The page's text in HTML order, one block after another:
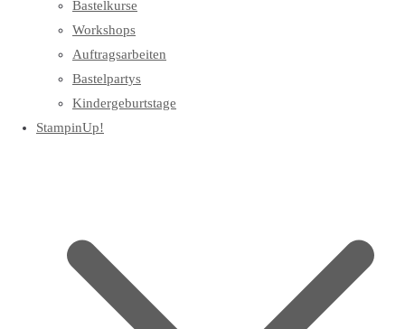
Bastelkurse
Workshops
Auftragsarbeiten
Bastelpartys
Kindergeburtstage
StampinUp!